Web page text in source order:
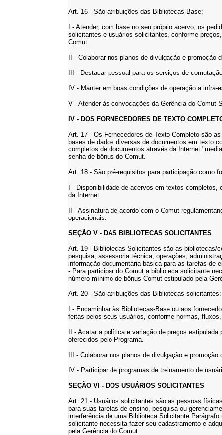
Art. 16 - São atribuições das Bibliotecas-Base:
I - Atender, com base no seu próprio acervo, os
solicitantes e usuários solicitantes, conforme
Comut.
II - Colaborar nos planos de divulgação e promoção
III - Destacar pessoal para os serviços de
IV - Manter em boas condições de operação a
V - Atender às convocações da Gerência do Comut
IV - DOS FORNECEDORES DE TEXTO
Art. 17 - Os Fornecedores de Texto Completo são
bases de dados diversas de documentos em texto
completos de documentos através da Internet
senha de bônus do Comut.
Art. 18 - São pré-requisitos para participação como
I - Disponibilidade de acervos em textos
da Internet.
II - Assinatura de acordo com o Comut
operacionais.
SEÇÃO V - DAS BIBLIOTECAS SOLICITANTES
Art. 19 - Bibliotecas Solicitantes são as bibliotecas/
pesquisa, assessoria técnica, operações,
informação documentária básica para as tarefas de
- Para participar do Comut a biblioteca solicitante
número mínimo de bônus Comut estipulado pela
Art. 20 - São atribuições das Bibliotecas solicitantes:
I - Encaminhar às Bibliotecas-Base ou aos
feitas pelos seus usuários, conforme normas,
II - Acatar a política e variação de preços
oferecidos pelo Programa.
III - Colaborar nos planos de divulgação e promoção
IV - Participar de programas de treinamento de
SEÇÃO VI - DOS USUÁRIOS SOLICITANTES
Art. 21 - Usuários solicitantes são as pessoas
para suas tarefas de ensino, pesquisa ou
interferência de uma Biblioteca Solicitante
solicitante necessita fazer seu cadastramento e
pela Gerência do Comut